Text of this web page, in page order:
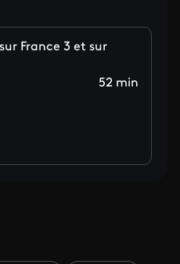
France 3 et sur
52 min
cubaines' sur Facebook
cubaines' sur X
impressions cubaines' sur LinkedIn